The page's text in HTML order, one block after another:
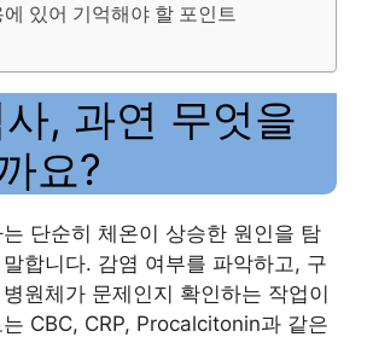
있어 기억해야 할 포인트
, 과연 무엇을
요?
단순히 체온이 상승한 원인을 탐
합니다. 감염 여부를 파악하고, 구
원체가 문제인지 확인하는 작업이
CBC, CRP, Procalcitonin과 같은